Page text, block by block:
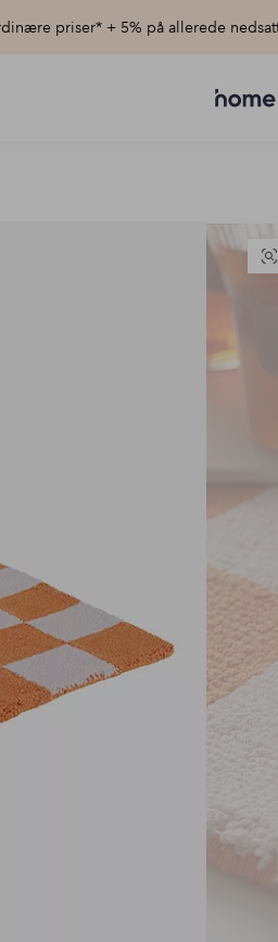
priser* + 5% på allerede
–
pris